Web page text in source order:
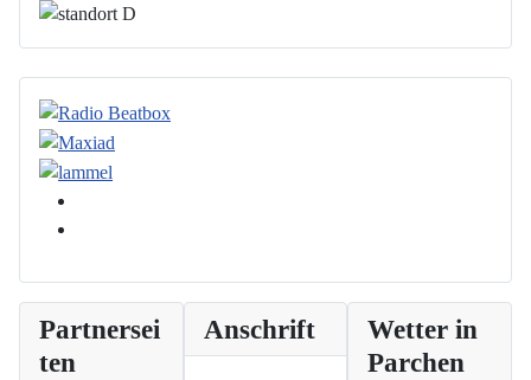
Partnersei
ten
Anschrift
Wetter in
Parchen